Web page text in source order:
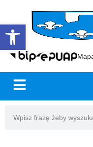
Open toolbar